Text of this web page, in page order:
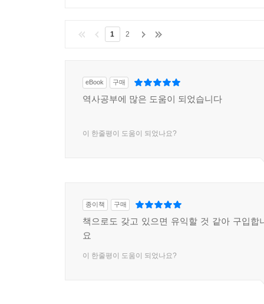
1 2
eBook 구매
역사공부에 많은 도움이 되었습니다
이 한줄평이 도움이 되었나요?
종이책 구매
책으로도 갖고 있으면 유익할 것 같아 구입합
요
이 한줄평이 도움이 되었나요?